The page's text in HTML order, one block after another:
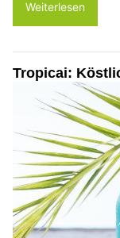
Weiterlesen
Tropicai: